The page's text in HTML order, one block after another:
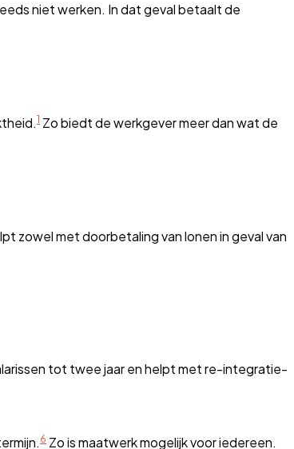
niet werken. In dat geval betaalt de
1 Zo biedt de werkgever meer dan wat de
zowel met doorbetaling van lonen in geval van
tot twee jaar en helpt met re-integratie-
6 Zo is maatwerk mogelijk voor iedereen.